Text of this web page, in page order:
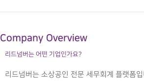
Company Overview
리드넘버는 어떤 기업인가요?
리드넘버는 소상공인 전문 세무회계 플랫폼